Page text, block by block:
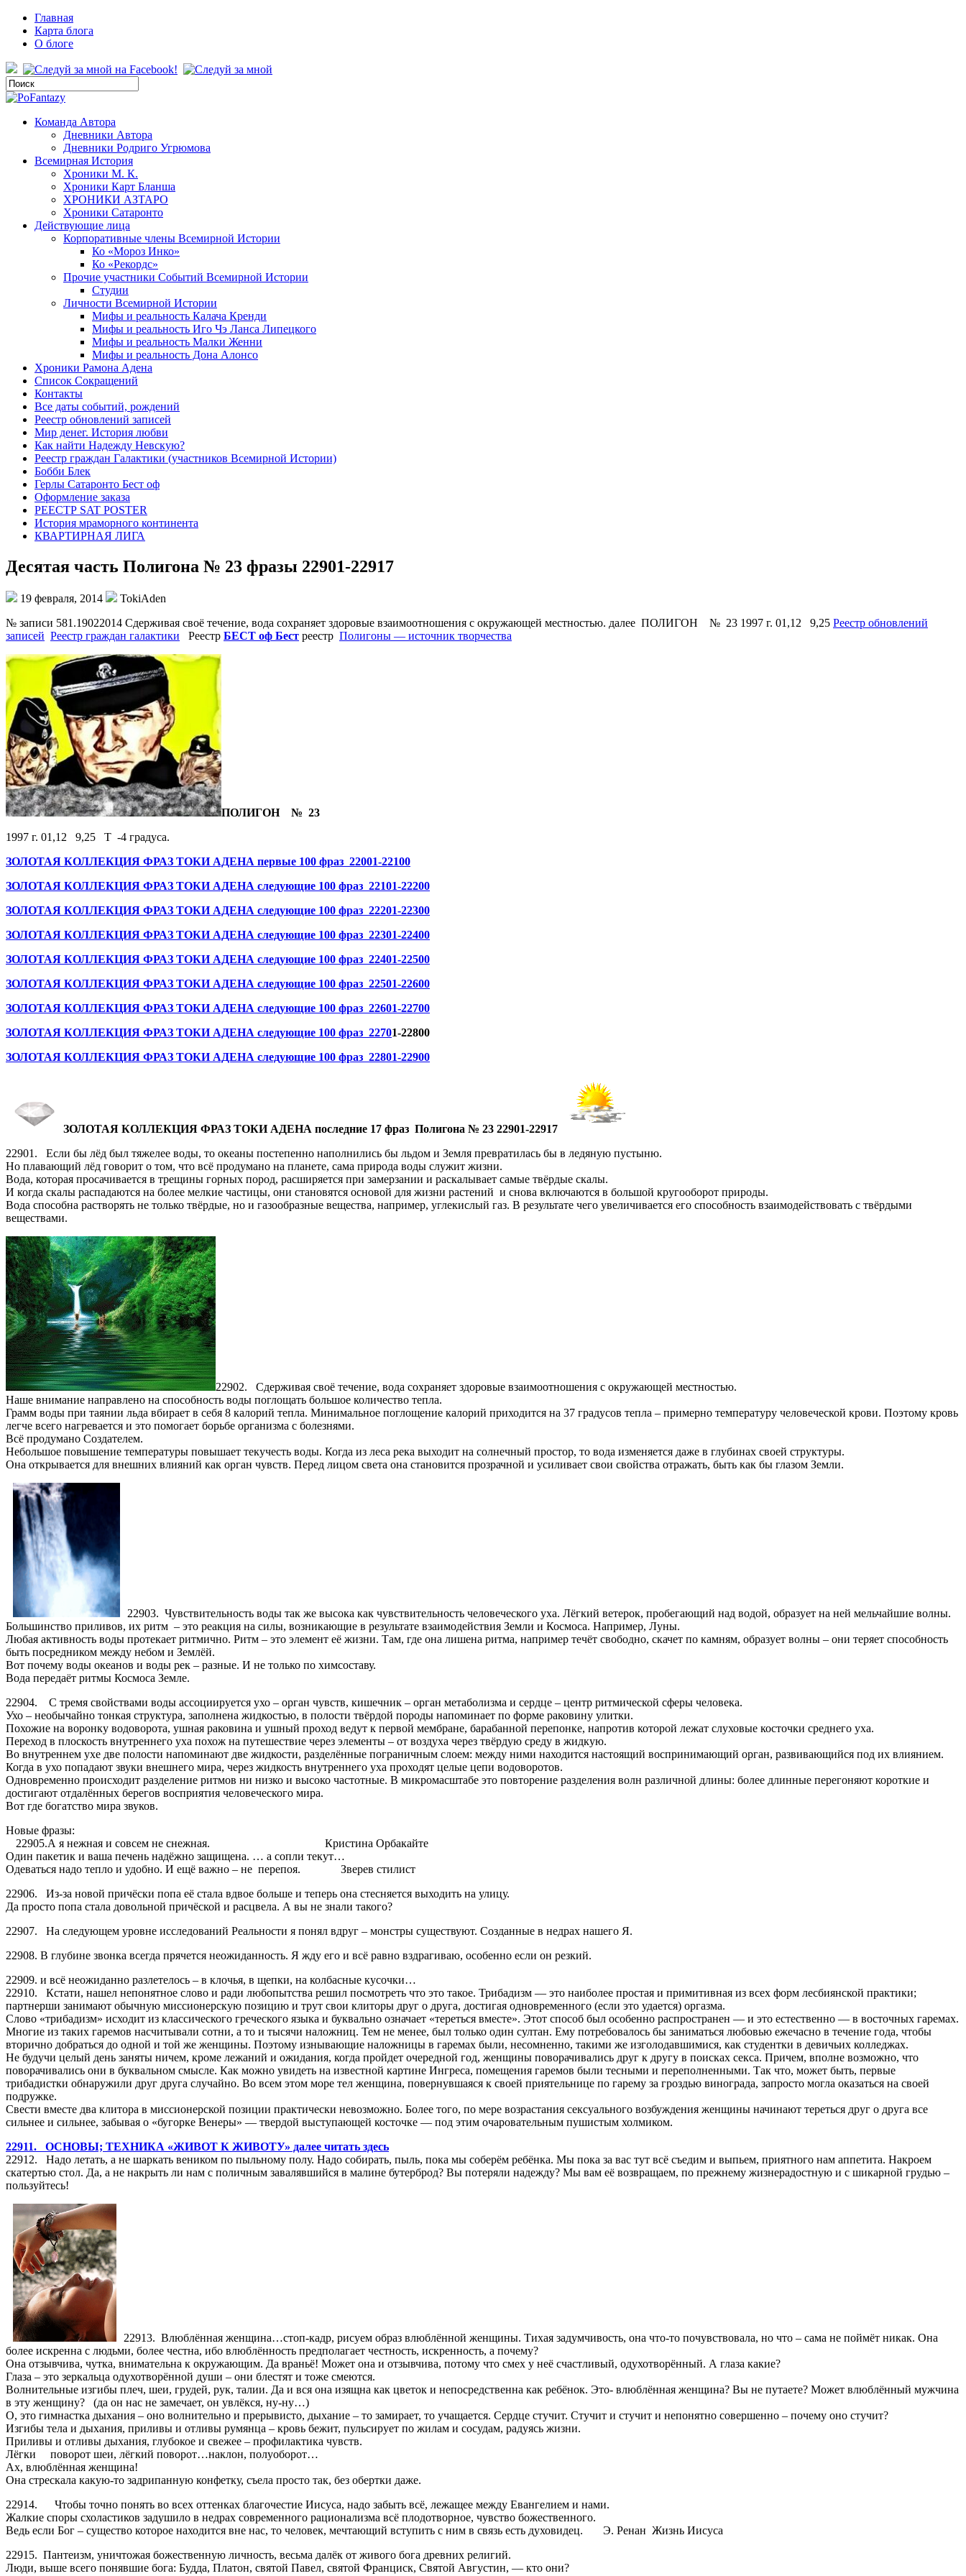
Главная
Карта блога
О блоге
Команда Автора
Дневники Автора
Дневники Родриго Угрюмова
Всемирная История
Хроники М. К.
Хроники Карт Бланша
ХРОНИКИ АЗТАРО
Хроники Сатаронто
Действующие лица
Корпоративные члены Всемирной Истории
Ко «Мороз Инко»
Ко «Рекордс»
Прочие участники Событий Всемирной Истории
Студии
Личности Всемирной Истории
Мифы и реальность Калача Кренди
Мифы и реальность Иго Чэ Ланса Липецкого
Мифы и реальность Малки Женни
Мифы и реальность Дона Алонсо
Хроники Рамона Адена
Список Сокращений
Контакты
Все даты событий, рождений
Реестр обновлений записей
Мир денег. История любви
Как найти Надежду Невскую?
Реестр граждан Галактики (участников Всемирной Истории)
Бобби Блек
Герлы Сатаронто Бест оф
Оформление заказа
РЕЕСТР SAT POSTER
История мраморного континента
КВАРТИРНАЯ ЛИГА
Десятая часть Полигона № 23 фразы 22901-22917
19 февраля, 2014
TokiAden
№ записи 581.19022014 Сдерживая своё течение, вода сохраняет здоровые взаимоотношения с окружающей местностью. далее ПОЛИГОН № 23 1997 г. 01,12 9,25 Реестр обновлений
записей Реестр граждан галактики Реестр БЕСТ оф Бест реестр Полигоны — источник творчества
ПОЛИГОН № 23
1997 г. 01,12 9,25 Т -4 градуса.
ЗОЛОТАЯ КОЛЛЕКЦИЯ ФРАЗ ТОКИ АДЕНА первые 100 фраз 22001-22100
ЗОЛОТАЯ КОЛЛЕКЦИЯ ФРАЗ ТОКИ АДЕНА следующие 100 фраз 22101-22200
ЗОЛОТАЯ КОЛЛЕКЦИЯ ФРАЗ ТОКИ АДЕНА следующие 100 фраз 22201-22300
ЗОЛОТАЯ КОЛЛЕКЦИЯ ФРАЗ ТОКИ АДЕНА следующие 100 фраз 22301-22400
ЗОЛОТАЯ КОЛЛЕКЦИЯ ФРАЗ ТОКИ АДЕНА следующие 100 фраз 22401-22500
ЗОЛОТАЯ КОЛЛЕКЦИЯ ФРАЗ ТОКИ АДЕНА следующие 100 фраз 22501-22600
ЗОЛОТАЯ КОЛЛЕКЦИЯ ФРАЗ ТОКИ АДЕНА следующие 100 фраз 22601-22700
ЗОЛОТАЯ КОЛЛЕКЦИЯ ФРАЗ ТОКИ АДЕНА следующие 100 фраз 22701-22800
ЗОЛОТАЯ КОЛЛЕКЦИЯ ФРАЗ ТОКИ АДЕНА следующие 100 фраз 22801-22900
ЗОЛОТАЯ КОЛЛЕКЦИЯ ФРАЗ ТОКИ АДЕНА последние 17 фраз Полигона № 23 22901-22917
22901. Если бы лёд был тяжелее воды, то океаны постепенно наполнились бы льдом и Земля превратилась бы в ледяную пустыню.
Но плавающий лёд говорит о том, что всё продумано на планете, сама природа воды служит жизни.
Вода, которая просачивается в трещины горных пород, расширяется при замерзании и раскалывает самые твёрдые скалы.
И когда скалы распадаются на более мелкие частицы, они становятся основой для жизни растений и снова включаются в большой кругооборот природы.
Вода способна растворять не только твёрдые, но и газообразные вещества, например, углекислый газ. В результате чего увеличивается его способность взаимодействовать с твёрдыми
веществами.
22902. Сдерживая своё течение, вода сохраняет здоровые взаимоотношения с окружающей местностью.
Наше внимание направлено на способность воды поглощать большое количество тепла.
Грамм воды при таянии льда вбирает в себя 8 калорий тепла. Минимальное поглощение калорий приходится на 37 градусов тепла – примерно температуру человеческой крови. Поэтому кровь
легче всего нагревается и это помогает борьбе организма с болезнями.
Всё продумано Создателем.
Небольшое повышение температуры повышает текучесть воды. Когда из леса река выходит на солнечный простор, то вода изменяется даже в глубинах своей структуры.
Она открывается для внешних влияний как орган чувств. Перед лицом света она становится прозрачной и усиливает свои свойства отражать, быть как бы глазом Земли.
22903. Чувствительность воды так же высока как чувствительность человеческого уха. Лёгкий ветерок, пробегающий над водой, образует на ней мельчайшие волны.
Большинство приливов, их ритм – это реакция на силы, возникающие в результате взаимодействия Земли и Космоса. Например, Луны.
Любая активность воды протекает ритмично. Ритм – это элемент её жизни. Там, где она лишена ритма, например течёт свободно, скачет по камням, образует волны – они теряет способность
быть посредником между небом и Землёй.
Вот почему воды океанов и воды рек – разные. И не только по химсоставу.
Вода передаёт ритмы Космоса Земле.
22904. С тремя свойствами воды ассоциируется ухо – орган чувств, кишечник – орган метаболизма и сердце – центр ритмической сферы человека.
Ухо – необычайно тонкая структура, заполнена жидкостью, в полости твёрдой породы напоминает по форме раковину улитки.
Похожие на воронку водоворота, ушная раковина и ушный проход ведут к первой мембране, барабанной перепонке, напротив которой лежат слуховые косточки среднего уха.
Переход в плоскость внутреннего уха похож на путешествие через элементы – от воздуха через твёрдую среду в жидкую.
Во внутреннем ухе две полости напоминают две жидкости, разделённые пограничным слоем: между ними находится настоящий воспринимающий орган, развивающийся под их влиянием.
Когда в ухо попадают звуки внешнего мира, через жидкость внутреннего уха проходят целые цепи водоворотов.
Одновременно происходит разделение ритмов ни низко и высоко частотные. В микромасштабе это повторение разделения волн различной длины: более длинные перегоняют короткие и
достигают отдалённых берегов восприятия человеческого мира.
Вот где богатство мира звуков.
Новые фразы:
22905.А я нежная и совсем не снежная. Кристина Орбакайте
Один пакетик и ваша печень надёжно защищена. … а сопли текут…
Одеваться надо тепло и удобно. И ещё важно – не перепоя. Зверев стилист
22906. Из-за новой причёски попа её стала вдвое больше и теперь она стесняется выходить на улицу.
Да просто попа стала довольной причёской и расцвела. А вы не знали такого?
22907. На следующем уровне исследований Реальности я понял вдруг – монстры существуют. Созданные в недрах нашего Я.
22908. В глубине звонка всегда прячется неожиданность. Я жду его и всё равно вздрагиваю, особенно если он резкий.
22909. и всё неожиданно разлетелось – в клочья, в щепки, на колбасные кусочки…
22910. Кстати, нашел непонятное слово и ради любопытства решил посмотреть что это такое. Трибадизм — это наиболее простая и примитивная из всех форм лесбиянской практики;
партнерши занимают обычную миссионерскую позицию и трут свои клиторы друг о друга, достигая одновременного (если это удается) оргазма.
Слово «трибадизм» исходит из классического греческого языка и буквально означает «тереться вместе». Этот способ был особенно распространен — и это естественно — в восточных гаремах.
Многие из таких гаремов насчитывали сотни, а то и тысячи наложниц. Тем не менее, был только один султан. Ему потребовалось бы заниматься любовью ежечасно в течение года, чтобы
вторично добраться до одной и той же женщины. Поэтому изнывающие наложницы в гаремах были, несомненно, такими же изголодавшимися, как студентки в девичьих колледжах.
Не будучи целый день заняты ничем, кроме лежаний и ожидания, когда пройдет очередной год, женщины поворачивались друг к другу в поисках секса. Причем, вполне возможно, что
поворачивались они в буквальном смысле. Как можно увидеть на известной картине Ингреса, помещения гаремов были тесными и переполненными. Так что, может быть, первые
трибадистки обнаружили друг друга случайно. Во всем этом море тел женщина, повернувшаяся к своей приятельнице по гарему за гроздью винограда, запросто могла оказаться на своей
подружке.
Свести вместе два клитора в миссионерской позиции практически невозможно. Более того, по мере возрастания сексуального возбуждения женщины начинают тереться друг о друга все
сильнее и сильнее, забывая о «бугорке Венеры» — твердой выступающей косточке — под этим очаровательным пушистым холмиком.
22911. ОСНОВЫ; ТЕХНИКА «ЖИВОТ К ЖИВОТУ» далее читать здесь
22912. Надо летать, а не шаркать веником по пыльному полу. Надо собирать, пыль, пока мы соберём ребёнка. Мы пока за вас тут всё съедим и выпьем, приятного нам аппетита. Накроем
скатертью стол. Да, а не накрыть ли нам с поличным завалявшийся в малине бутерброд? Вы потеряли надежду? Мы вам её возвращаем, по прежнему жизнерадостную и с шикарной грудью –
пользуйтесь!
22913. Влюблённая женщина…стоп-кадр, рисуем образ влюблённой женщины. Тихая задумчивость, она что-то почувствовала, но что – сама не поймёт никак. Она
более искренна с людьми, более честна, ибо влюблённость предполагает честность, искренность, а почему?
Она отзывчива, чутка, внимательна к окружающим. Да враньё! Может она и отзывчива, потому что смех у неё счастливый, одухотворённый. А глаза какие?
Глаза – это зеркальца одухотворённой души – они блестят и тоже смеются.
Волнительные изгибы плеч, шеи, грудей, рук, талии. Да и вся она изящна как цветок и непосредственна как ребёнок. Это- влюблённая женщина? Вы не путаете? Может влюблённый мужчина
в эту женщину? (да он нас не замечает, он увлёкся, ну-ну…)
О, это гимнастка дыхания – оно волнительно и прерывисто, дыхание – то замирает, то учащается. Сердце стучит. Стучит и стучит и непонятно совершенно – почему оно стучит?
Изгибы тела и дыхания, приливы и отливы румянца – кровь бежит, пульсирует по жилам и сосудам, радуясь жизни.
Приливы и отливы дыхания, глубокое и свежее – профилактика чувств.
Лёгки поворот шеи, лёгкий поворот…наклон, полуоборот…
Ах, влюблённая женщина!
Она стрескала какую-то задрипанную конфетку, съела просто так, без обертки даже.
22914. Чтобы точно понять во всех оттенках благочестие Иисуса, надо забыть всё, лежащее между Евангелием и нами.
Жалкие споры схоластиков задушило в недрах современного рационализма всё плодотворное, чувство божественного.
Ведь если Бог – существо которое находится вне нас, то человек, мечтающий вступить с ним в связь есть духовидец. Э. Ренан Жизнь Иисуса
22915. Пантеизм, уничтожая божественную личность, весьма далёк от живого бога древних религий.
Люди, выше всего понявшие бога: Будда, Платон, святой Павел, святой Франциск, Святой Августин, — кто они?